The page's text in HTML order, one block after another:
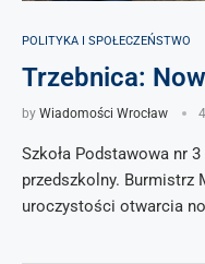
POLITYKA I SPOŁECZEŃSTWO
Trzebnica:
by Wiadomości Wrocław
Szkoła Podstawowa nr
przedszkolny. Burmistrz
uroczystości otwarcia